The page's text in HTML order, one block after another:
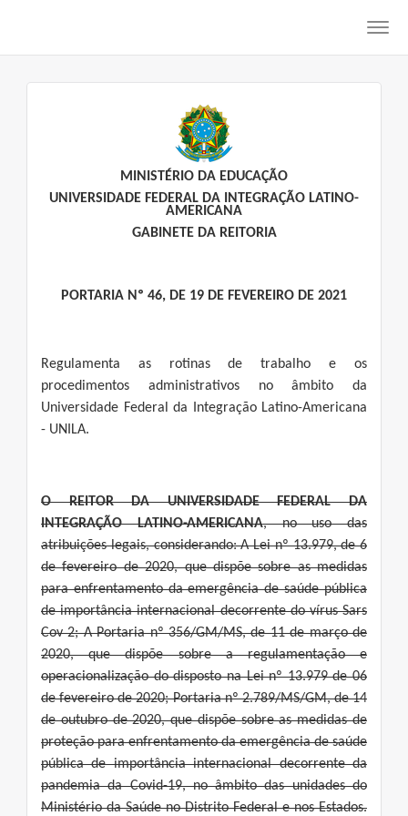
MINISTÉRIO DA EDUCAÇÃO
UNIVERSIDADE FEDERAL DA INTEGRAÇÃO LATINO-
AMERICANA
GABINETE DA REITORIA
PORTARIA Nº 46, DE 19 DE FEVEREIRO DE 2021
Regulamenta as rotinas de trabalho e os
procedimentos administrativos no âmbito da
Universidade Federal da Integração Latino-Americana
- UNILA.
O REITOR DA UNIVERSIDADE FEDERAL DA
INTEGRAÇÃO LATINO-AMERICANA, no uso das
atribuições legais, considerando: A Lei nº 13.979, de 6
de fevereiro de 2020, que dispõe sobre as medidas
para enfrentamento da emergência de saúde pública
de importância internacional decorrente do vírus Sars
Cov 2; A Portaria nº 356/GM/MS, de 11 de março de
2020, que dispõe sobre a regulamentação e
operacionalização do disposto na Lei nº 13.979 de 06
de fevereiro de 2020; Portaria nº 2.789/MS/GM, de 14
de outubro de 2020, que dispõe sobre as medidas de
proteção para enfrentamento da emergência de saúde
pública de importância internacional decorrente da
pandemia da Covid-19, no âmbito das unidades do
Ministério da Saúde no Distrito Federal e nos Estados.